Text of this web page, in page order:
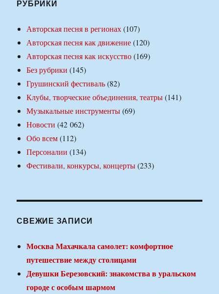
РУБРИКИ
Авторская песня в регионах(107)
Авторская песня как движение(120)
Авторская песня как искусство(169)
Без рубрики (145)
Грушинский фестиваль(82)
Клубы, творческие объединения, театры(141)
Музыкальные инструменты(69)
Новости (42 062)
Обо всем(112)
Персоналии (134)
Фестивали, конкурсы, концерты(233)
СВЕЖИЕ ЗАПИСИ
Москва Махачкала самолет: комфортное
путешествие между столицами
Девушки Березовский: знакомства в уральском
городе с особым шармом